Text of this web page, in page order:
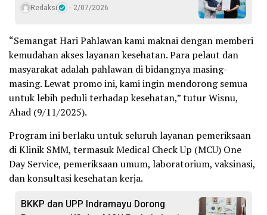
Redaksi 2/07/2026
“Semangat Hari Pahlawan kami maknai dengan memberi
kemudahan akses layanan kesehatan. Para pelaut dan
masyarakat adalah pahlawan di bidangnya masing-
masing. Lewat promo ini, kami ingin mendorong semua
untuk lebih peduli terhadap kesehatan,” tutur Wisnu,
Ahad (9/11/2025).
Program ini berlaku untuk seluruh layanan pemeriksaan
di Klinik SMM, termasuk Medical Check Up (MCU) One
Day Service, pemeriksaan umum, laboratorium, vaksinasi,
dan konsultasi kesehatan kerja.
BKKP dan UPP Indramayu Dorong